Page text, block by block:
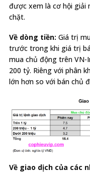
được xem là cơ hội giải
chặt.
Về dòng tiền: Giá trị
trước trong khi giá trị
mua chủ động trên VN-
200 tỷ. Riêng với phân
lớn hơn so với bán chủ
Về giao dịch của các